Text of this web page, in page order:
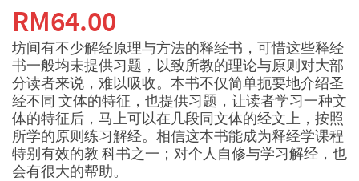
RM64.00
坊间有不少解经原理与方法的释经书，可惜这些释经
书一般均未提供习题，以致所教的理论与原则对大部
分读者来说，难以吸收。本书不仅简单扼要地介绍圣
经不同 文体的特征，也提供习题，让读者学习一种文
体的特征后，马上可以在几段同文体的经文上，按照
所学的原则练习解经。相信这本书能成为释经学课程
特别有效的教 科书之一；对个人自修与学习解经，也
会有很大的帮助。